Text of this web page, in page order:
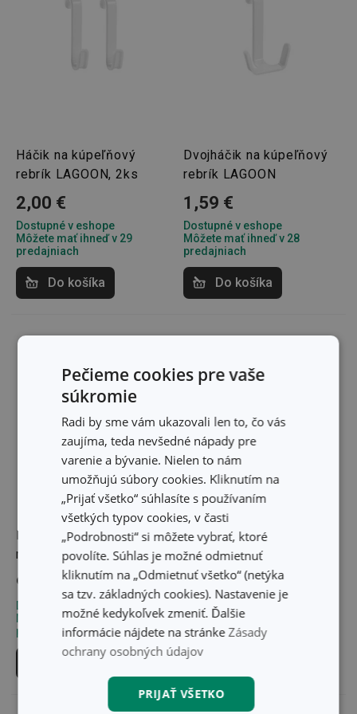
Háčik na kúpeľňový
rebrík LAGOON, 2ks
2,00 €
Dostupné v eshope
Môžete mať ihneď v 29
predajniach
Do košíka
Dvojháčik na kúpeľňový
rebrík LAGOON
1,59 €
Dostupné v eshope
Môžete mať ihneď v 28
predajniach
Do košíka
Dávkovač penového
mydla LAGOON 270 ml
9,90 €
Dostupné v eshope
Môžete mať ihneď v 26
predajniach
Do košíka
Pohárik LAGOON
3,29 €
Dostupné v eshope
Môžete mať ihneď v 31
predajniach
Pečieme cookies pre vaše
súkromie
Radi by sme vám ukazovali len to, čo vás
zaujíma, teda nevšedné nápady pre
varenie a bývanie. Nielen to nám
umožňujú súbory cookies. Kliknutím na
„Prijať všetko“ súhlasíte s používaním
všetkých typov cookies, v časti
„Podrobnosti“ si môžete vybrať, ktoré
povolíte. Súhlas je možné odmietnuť
kliknutím na „Odmietnuť všetko“ (netýka
sa tzv. základných cookies). Nastavenie je
možné kedykoľvek zmeniť. Ďalšie
informácie nájdete na stránke Zásady
ochrany osobných údajov
PRIJAŤ VŠETKO